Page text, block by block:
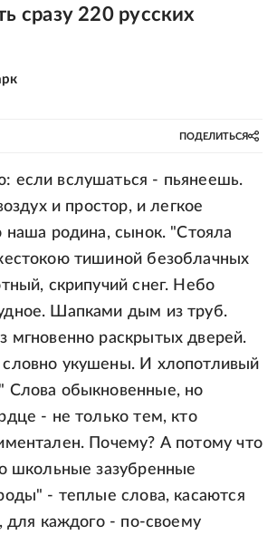
сразу 220 русских
ПОДЕЛИТЬСЯ
если вслушаться - пьянеешь.
и простор, и легкое
наша родина, сынок. "Стояла
тишиной безоблачных
скрипучий снег. Небо
Шапками дым из труб.
мгновенно раскрытых дверей.
укушены. И хлопотливый
Слова обыкновенные, но
- не только тем, кто
Почему? А потому что
школьные зазубренные
- теплые слова, касаются
для каждого - по-своему